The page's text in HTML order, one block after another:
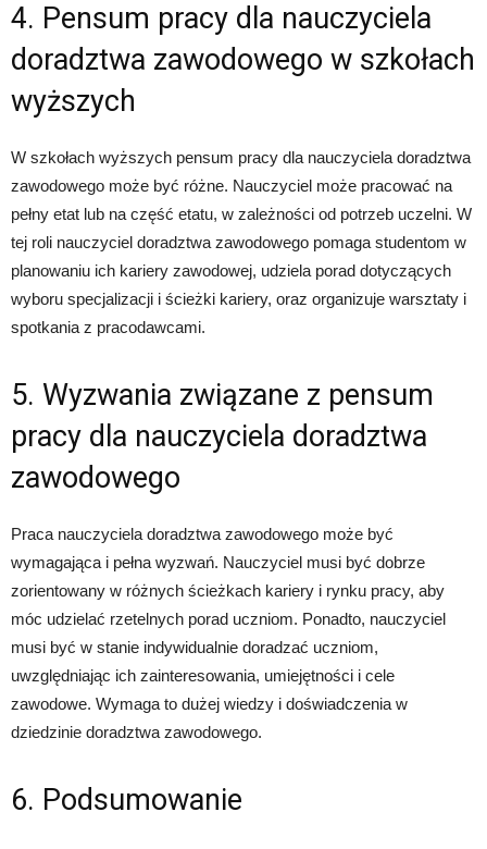
4. Pensum pracy dla nauczyciela
doradztwa zawodowego w szkołach
wyższych
W szkołach wyższych pensum pracy dla nauczyciela doradztwa
zawodowego może być różne. Nauczyciel może pracować na
pełny etat lub na część etatu, w zależności od potrzeb uczelni. W
tej roli nauczyciel doradztwa zawodowego pomaga studentom w
planowaniu ich kariery zawodowej, udziela porad dotyczących
wyboru specjalizacji i ścieżki kariery, oraz organizuje warsztaty i
spotkania z pracodawcami.
5. Wyzwania związane z pensum
pracy dla nauczyciela doradztwa
zawodowego
Praca nauczyciela doradztwa zawodowego może być
wymagająca i pełna wyzwań. Nauczyciel musi być dobrze
zorientowany w różnych ścieżkach kariery i rynku pracy, aby
móc udzielać rzetelnych porad uczniom. Ponadto, nauczyciel
musi być w stanie indywidualnie doradzać uczniom,
uwzględniając ich zainteresowania, umiejętności i cele
zawodowe. Wymaga to dużej wiedzy i doświadczenia w
dziedzinie doradztwa zawodowego.
6. Podsumowanie